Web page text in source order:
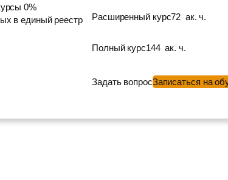
0%
в единый реестр
Расширенный курс72 ак. ч.
Полный курс144 ак. ч.
Задать вопросЗаписаться на